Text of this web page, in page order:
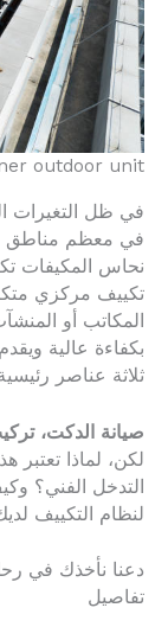
outdoor unit
في ظل التغيرات
في معظم مناطق
نحاس المكيفات
تكييف مركزي
المكاتب أو
بكفاءة عالية
ثلاثة عناصر
صيانة الدكت،
لكن، لماذا تعتبر
التدخل الفني؟
لنظام التكييف
دعنا نأخذك في
تفاصيل